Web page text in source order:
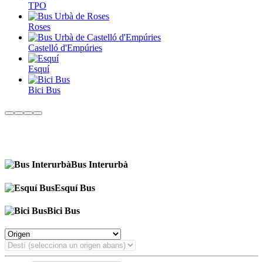
TPO
Roses
Castelló d'Empúries
Esquí
Bici Bus
Bus Interurbà
Esquí Bus
Bici Bus